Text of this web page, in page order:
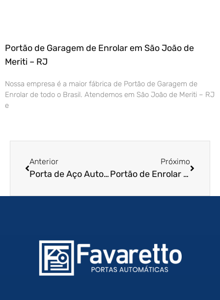
Portão de Garagem de Enrolar em São João de
Meriti – RJ
Nossa empresa é a maior fábrica de Portão de Garagem de
Enrolar de todo o Brasil. Atendemos em São João de Meriti – RJ
e
Anterior
Porta de Aço Automática em Santo André – SP
Próximo
Portão de Enrolar Automático em Tatuí – SP